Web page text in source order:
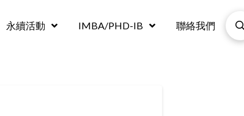
永續活動 IMBA/PHD-IB 聯絡我們